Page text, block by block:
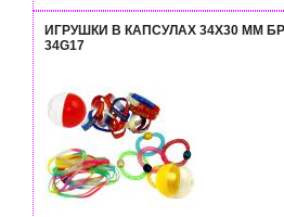
ИГРУШКИ В КАПСУЛАХ 34Х30 ММ
34G17